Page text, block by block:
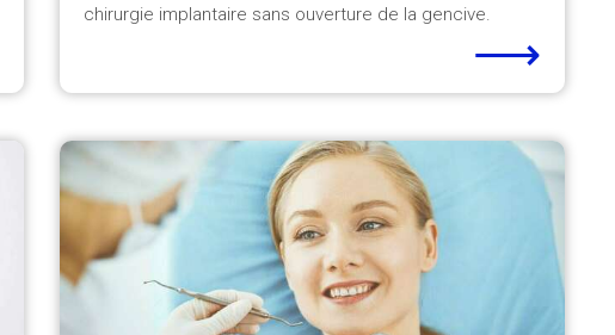
chirurgie implantaire sans ouverture de la gencive.
⟶